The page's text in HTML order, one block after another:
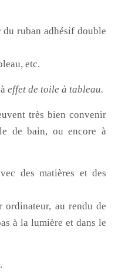
ruban adhésif double
etc.
effet de toile à tableau.
très bien convenir
de bain, ou encore à
des matières et des
ordinateur, au rendu de
à la lumière et dans le